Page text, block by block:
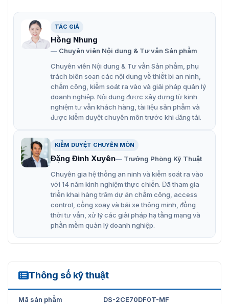
Đặc điểm nổi bật của Hikvision DS-
2CE70DF0T-MF
Hình ảnh chất lượng cao với độ phân giải 2MP, 1920
Hình ảnh màu 24/7 với khẩu độ F1.0.
Công nghệ kỹ thuật số DWDR chống ngược sáng tốt.
nét.
Ống kính tiêu cự cố định 2,8 mm, 3,6 mm, 6 mm.
Khoảng cách ánh sáng trắng lên tới 20m để chụp
ảnh ban đêm sáng.
Một cổng cho bốn tín hiệu có thể chuyển đổi
(TVI/AHD/CVI/CVBS).
Hỗ trợ đèn sáng khi có báo động.
TÁC GIẢ
Hồng Nhung
Chuyên viên Nội dung & Tư vấn Sản phẩm
Chuyên viên Nội dung & Tư vấn Sản phẩm, phụ
trách biên soạn các nội dung về thiết bị an ninh,
chấm công, kiểm soát ra vào và giải pháp quản lý
doanh nghiệp. Nội dung được xây dựng từ kinh
nghiệm tư vấn khách hàng, tài liệu sản phẩm và
được kiểm duyệt chuyên môn trước khi đăng tải.
KIỂM DUYỆT CHUYÊN MÔN
Đặng Đình Xuyên
Trưởng Phòng Kỹ Thuật
Chuyên gia hệ thống an ninh và kiểm soát ra vào
với 14 năm kinh nghiệm thực chiến. Đã tham gia
triển khai hàng trăm dự án chấm công, access
control, cổng xoay và bãi xe thông minh, đồng
thời tư vấn, xử lý các giải pháp hạ tầng mạng và
phần mềm quản lý doanh nghiệp.
Thông số kỹ thuật
DS-2CE70DF0T-MF
Mã sản phẩm DS-2CE70DF0T-MF